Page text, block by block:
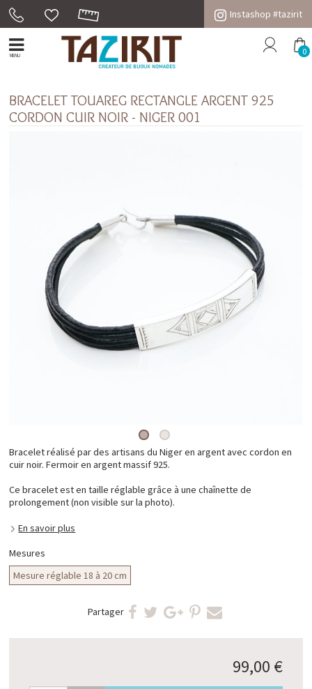
Instashop #tazirit
MENU 0
BRACELET TOUAREG RECTANGLE ARGENT 925
CORDON CUIR NOIR - NIGER 001
Bracelet réalisé par des artisans du Niger en argent avec cordon en
cuir noir. Fermoir en argent massif 925.
Ce bracelet est en taille réglable grâce à une chaînette de
prolongement (non visible sur la photo).
En savoir plus
Mesures
Mesure réglable 18 à 20 cm
Partager
99,00 €